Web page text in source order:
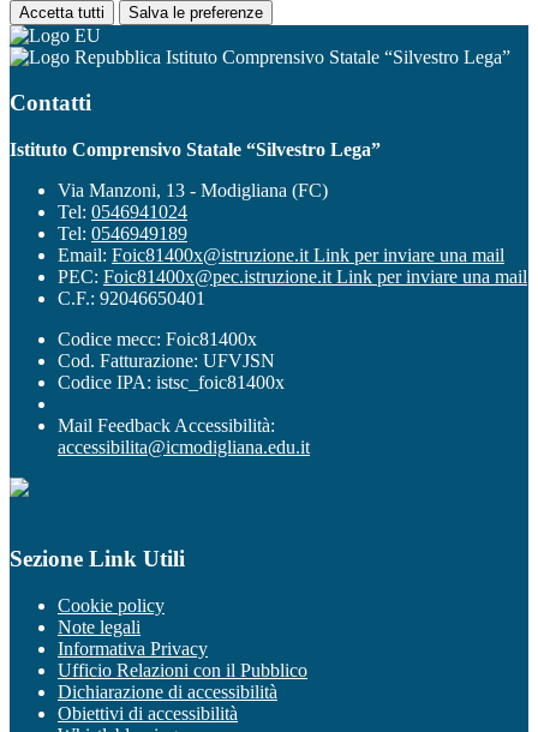
Accetta tutti Salva le preferenze
Istituto Comprensivo Statale “Silvestro Lega”
Contatti
Istituto Comprensivo Statale “Silvestro Lega”
Via Manzoni, 13 - Modigliana (FC)
Tel: 0546941024
Tel: 0546949189
Email: Foic81400x@istruzione.it Link per inviare una mail
PEC: Foic81400x@pec.istruzione.it Link per inviare una mail
C.F.: 92046650401
Codice mecc: Foic81400x
Cod. Fatturazione: UFVJSN
Codice IPA: istsc_foic81400x
Mail Feedback Accessibilità:
accessibilita@icmodigliana.edu.it
Sezione Link Utili
Cookie policy
Note legali
Informativa Privacy
Ufficio Relazioni con il Pubblico
Dichiarazione di accessibilità
Obiettivi di accessibilità